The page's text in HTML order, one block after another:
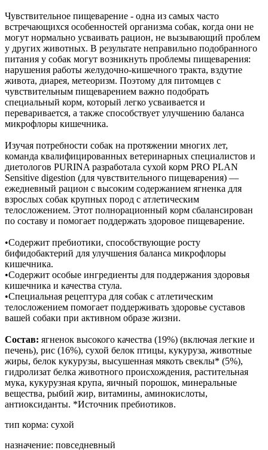
Чувствительное пищеварение - одна из самых часто
встречающихся особенностей организма собак, когда они не
могут нормально усваивать рацион, не вызывающий проблем
у других животных. В результате неправильно подобранного
питания у собак могут возникнуть проблемы пищеварения:
нарушения работы желудочно-кишечного тракта, вздутие
живота, диарея, метеоризм. Поэтому для питомцев с
чувствительным пищеварением важно подобрать
специальный корм, который легко усваивается и
переваривается, а также способствует улучшению баланса
микрофлоры кишечника.
Изучая потребности собак на протяжении многих лет,
команда квалифицированных ветеринарных специалистов и
диетологов PURINA разработала сухой корм PRO PLAN
Sensitive digestion (для чувствительного пищеварения) —
ежедневный рацион с высоким содержанием ягненка для
взрослых собак крупных пород с атлетическим
телосложением. Этот полнорационный корм сбалансирован
по составу и помогает поддержать здоровое пищеварение.
•Содержит пребиотики, способствующие росту
бифидобактерий для улучшения баланса микрофлоры
кишечника.
•Содержит особые ингредиенты для поддержания здоровья
кишечника и качества стула.
•Специальная рецептура для собак с атлетическим
телосложением помогает поддерживать здоровье суставов
вашей собаки при активном образе жизни.
Состав: ягненок высокого качества (19%) (включая легкие и
печень), рис (16%), сухой белок птицы, кукуруза, животные
жиры, белок кукурузы, высушенная мякоть свеклы* (5%),
гидролизат белка животного происхождения, растительная
мука, кукурузная крупа, яичный порошок, минеральные
вещества, рыбий жир, витамины, аминокислоты,
антиоксиданты. *Источник пребиотиков.
тип корма: сухой
назначение: повседневный